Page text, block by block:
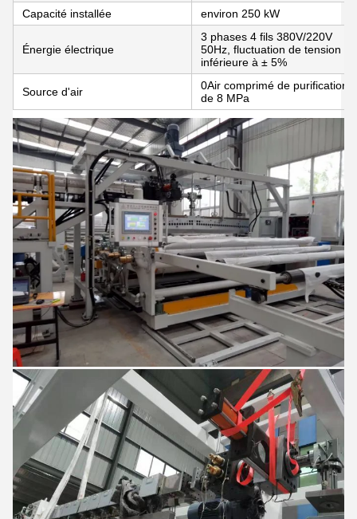
Capacité installée environ 250 kW
Énergie électrique
3 phases 4 fils 380V/220V
50Hz, fluctuation de tension
inférieure à ± 5%
Source d'air
0Air comprimé de purification
de 8 MPa